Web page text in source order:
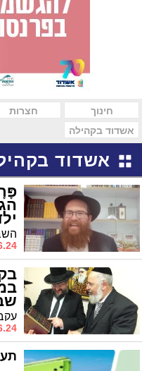
חינוך חצרות
אשדוד בקהילה
אשדוד
28.06.24,